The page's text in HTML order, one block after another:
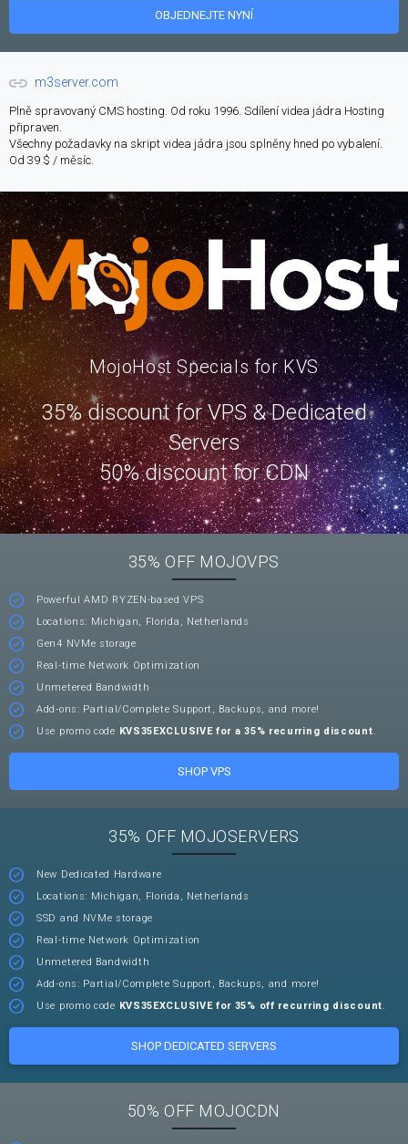
OBJEDNEJTE NYNÍ
m3server.com
Plně spravovaný CMS hosting. Od roku 1996. Sdílení videa jádra Hosting
připraven.
Všechny požadavky na skript videa jádra jsou splněny hned po vybalení.
Od 39 $ / měsíc.
MojoHost Specials for KVS
35% discount for VPS & Dedicated
Servers
50% discount for CDN
35% OFF MOJOVPS
Powerful AMD RYZEN-based VPS
Locations: Michigan, Florida, Netherlands
Gen4 NVMe storage
Real-time Network Optimization
Unmetered Bandwidth
Add-ons: Partial/Complete Support, Backups, and more!
Use promo code KVS35EXCLUSIVE for a 35% recurring discount.
SHOP VPS
35% OFF MOJOSERVERS
New Dedicated Hardware
Locations: Michigan, Florida, Netherlands
SSD and NVMe storage
Real-time Network Optimization
Unmetered Bandwidth
Add-ons: Partial/Complete Support, Backups, and more!
Use promo code KVS35EXCLUSIVE for 35% off recurring discount.
SHOP DEDICATED SERVERS
50% OFF MOJOCDN